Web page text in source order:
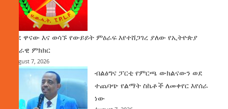
ወደ ዋናው እና ወሳኙ የውይይት ምዕራፍ እየተሸጋገረ ያለው የኢትዮጵያ
ሀገራዊ ምክክር
August 7, 2026
ብልፅግና ፓርቲ የምርጫ ውክልናውን ወደ
ተጨባጭ የልማት ስኬቶች ለመቀየር እየሰራ
ነው